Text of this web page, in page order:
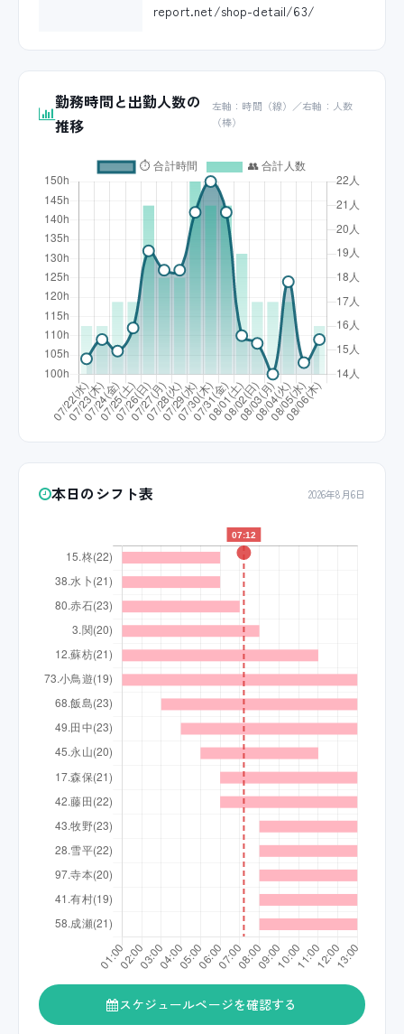
report.net/shop-detail/63/
勤務時間と出勤人数の
推移
左軸：時間（線）／右軸：人数
（棒）
本日のシフト表 2026年8月6日
スケジュールページを確認する